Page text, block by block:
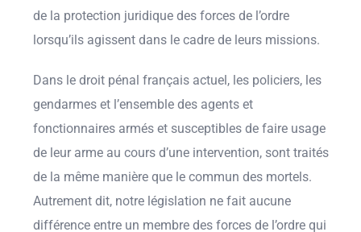
de la protection juridique des forces de l’ordre
lorsqu’ils agissent dans le cadre de leurs missions.
Dans le droit pénal français actuel, les policiers, les
gendarmes et l’ensemble des agents et
fonctionnaires armés et susceptibles de faire usage
de leur arme au cours d’une intervention, sont traités
de la même manière que le commun des mortels.
Autrement dit, notre législation ne fait aucune
différence entre un membre des forces de l’ordre qui